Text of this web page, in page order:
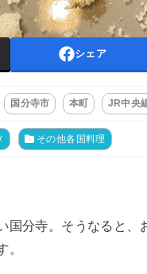
シェア
国分寺市 本町 JR中央
その他各国料理
国分寺。そうなると
。